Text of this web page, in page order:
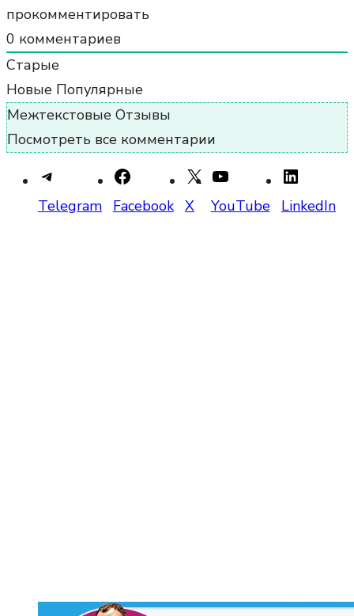
прокомментировать
0 комментариев
Старые
Новые Популярные
Межтекстовые Отзывы
Посмотреть все комментарии
Telegram Facebook X YouTube LinkedIn